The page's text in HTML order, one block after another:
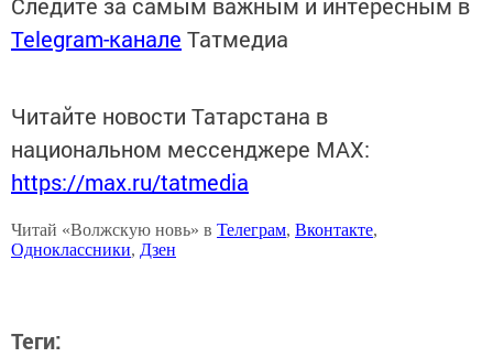
Telegram-канале Татмедиа
Читайте новости Татарстана в
национальном мессенджере MАХ:
https://max.ru/tatmedia
Читай «Волжскую новь» в Телеграм, Вконтакте,
Одноклассники, Дзен
Теги: